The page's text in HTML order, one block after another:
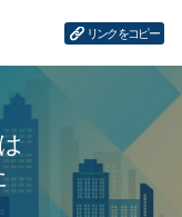
リンクをコピー